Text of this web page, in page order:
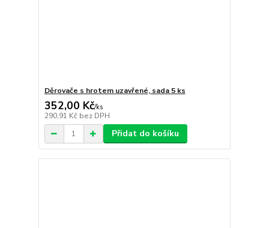
Děrovače s hrotem uzavřené, sada 5 ks
352,00 Kč/ks
290,91 Kč bez DPH
Přidat do košíku